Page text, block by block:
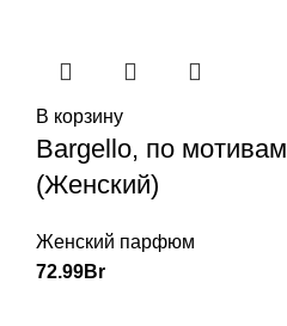
В корзину
Bargello, по
(Женский)
Женский парфюм
72.99Br